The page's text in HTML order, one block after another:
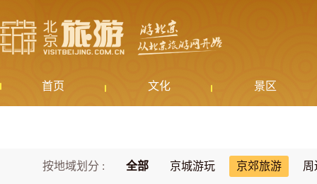
首页 文化 景区
按地域划分 : 全部 京城游玩 京郊旅游 周